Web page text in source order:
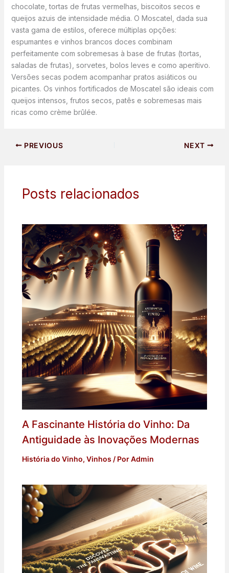
chocolate, tortas de frutas vermelhas, biscoitos secos e
queijos azuis de intensidade média. O Moscatel, dada sua
vasta gama de estilos, oferece múltiplas opções:
espumantes e vinhos brancos doces combinam
perfeitamente com sobremesas à base de frutas (tortas,
saladas de frutas), sorvetes, bolos leves e como aperitivo.
Versões secas podem acompanhar pratos asiáticos ou
picantes. Os vinhos fortificados de Moscatel são ideais com
queijos intensos, frutos secos, patês e sobremesas mais
ricas como crème brûlée.
PREVIOUS NEXT
Posts relacionados
A Fascinante História do Vinho: Da
Antiguidade às Inovações Modernas
História do Vinho, Vinhos / PorAdmin